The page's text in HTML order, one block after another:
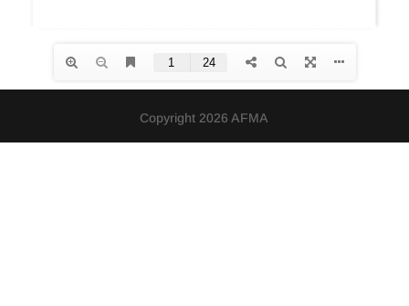
Copyright 2026 AFMA